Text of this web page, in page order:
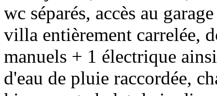
wc séparés, accès au
villa entièrement carrelée,
manuels + 1 électrique
d'eau de pluie raccordée,